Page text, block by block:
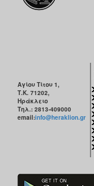
Αγίου Τίτου 1,
Τ.Κ. 71202,
Ηράκλειο
Τηλ.: 2813-409000
email:info@heraklion.gr